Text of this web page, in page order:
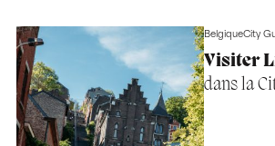
BelgiqueCity
Visiter
dans la